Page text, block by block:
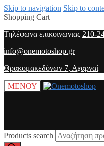
Skip to navigation Skip to
Shopping Cart
Τηλέφωνα επικοινωνιας 210-
info@onemotoshop.gr
Θρακομακεδόνων 7, Αχαρναί
ΜΕΝΟΥ
Products search